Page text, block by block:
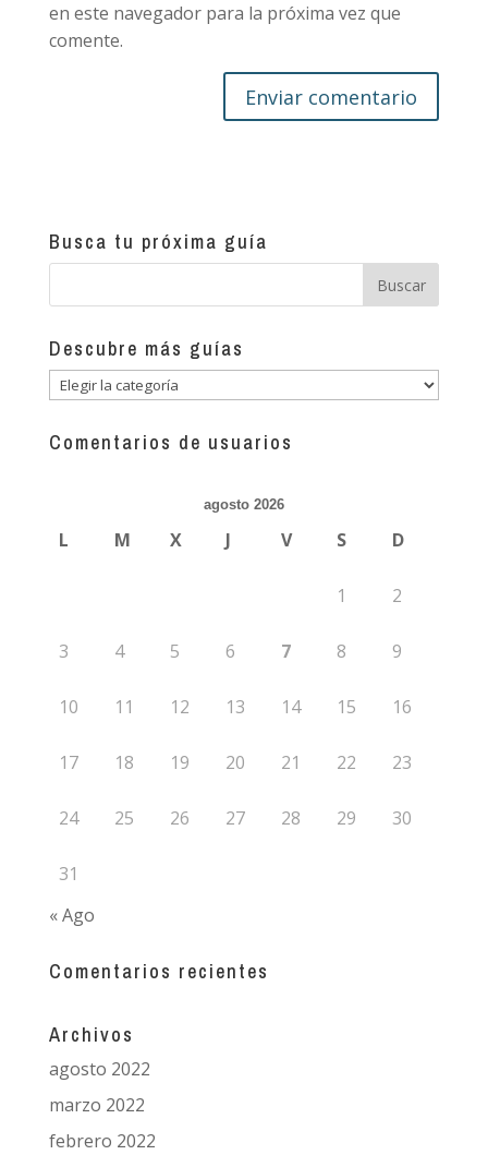
en este navegador para la próxima vez que
comente.
Busca tu próxima guía
Descubre más guías
Descubre
guías
Comentarios de usuarios
agosto 2026
L M X J V S D
1 2
3 4 5 6 7 8 9
10 11 12 13 14 15 16
17 18 19 20 21 22 23
24 25 26 27 28 29 30
31
« Ago
Comentarios recientes
Archivos
agosto 2022
marzo 2022
febrero 2022